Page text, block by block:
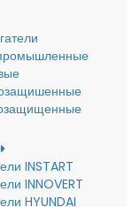
INSTART
INNOVERT
HYUNDAI